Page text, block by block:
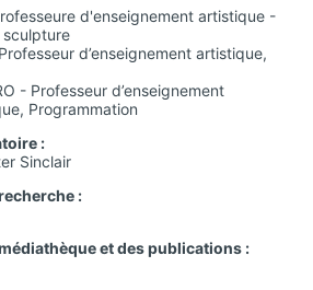
d'enseignement artistique -
sculpture
d’enseignement artistique,
- Professeur d’enseignement
Programmation
:
Sinclair
:
et des publications :